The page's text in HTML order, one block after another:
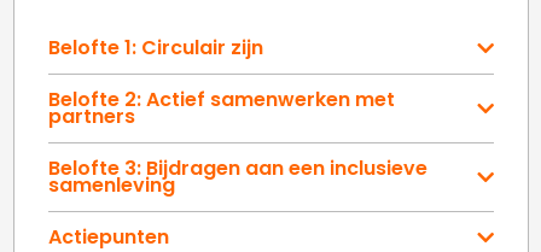
Belofte 1: Circulair zijn
Belofte 2: Actief samenwerken met
partners
Belofte 3: Bijdragen aan een inclusieve
samenleving
Actiepunten